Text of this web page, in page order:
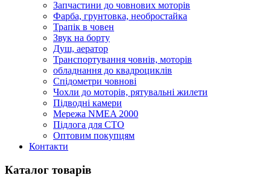
Запчастини до човнових моторів
Фарба, грунтовка, необростайка
Трапік в човен
Звук на борту
Душ, аератор
Транспортування човнів, моторів
обладнання до квадроциклів
Спідометри човнові
Чохли до моторів, рятувальні жилети
Підводні камери
Мережа NMEA 2000
Підлога для СТО
Оптовим покупцям
Контакти
Каталог товарів